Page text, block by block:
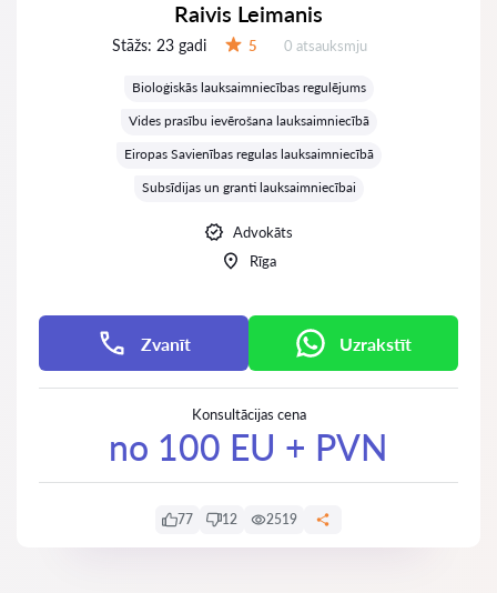
Raivis Leimanis
Stāžs: 23 gadi 5 Atsauksmes:
0 atsauksmju
Bioloģiskās lauksaimniecības regulējums
Vides prasību ievērošana lauksaimniecībā
Eiropas Savienības regulas lauksaimniecībā
Subsīdijas un granti lauksaimniecībai
Advokāts
Rīga
Zvanīt Uzrakstīt
Konsultācijas cena
no 100 EU + PVN
77 12 2519